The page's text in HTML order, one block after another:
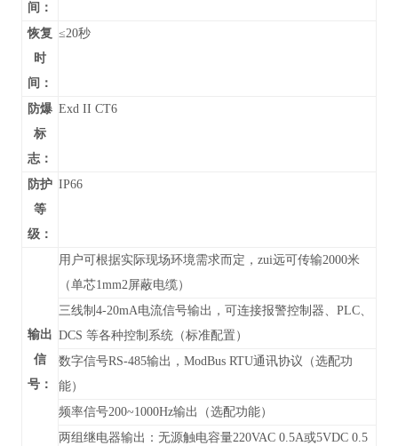
间：
恢复
时
间：
≤20秒
防爆
标
志：
Exd II CT6
防护
等
级：
IP66
输出
信
号：
用户可根据实际现场环境需求而定，zui远可传输2000米
（单芯1mm2屏蔽电缆）
三线制4-20mA电流信号输出，可连接报警控制器、PLC、
DCS 等各种控制系统（标准配置）
数字信号RS-485输出， ModBus RTU通讯协议 （选配功
能）
频率信号200~1000Hz输出（选配功能）
两组继电器输出：无源触电容量220VAC 0.5A或5VDC 0.5